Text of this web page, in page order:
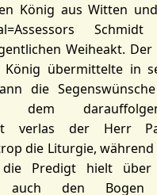
König aus Witten
Weiheakt.
König übermittelte in
die
dem
verlas der Herr
die Liturgie,
Predigt hielt über
auch den Bogen